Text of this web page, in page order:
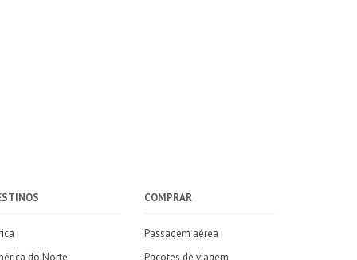
do Norte
COMPRAR
Passagem aérea
Pacotes de viagem